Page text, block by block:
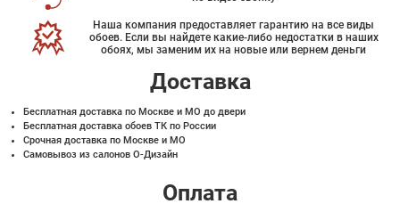
Наша компания предоставляет гарантию на все виды
обоев. Если вы найдете какие-либо недостатки в наших
обоях, мы заменим их на новые или вернем деньги
Доставка
Бесплатная доставка по Москве и МО до двери
Бесплатная доставка обоев ТК по России
Срочная доставка по Москве и МО
Самовывоз из салонов О-Дизайн
Оплата